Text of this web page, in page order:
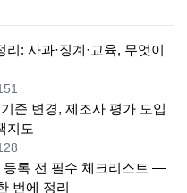
: 사과·징계·교육, 무엇이
준 변경, 제조사 평가 도입
지도
등록 전 필수 체크리스트 —
번에 정리